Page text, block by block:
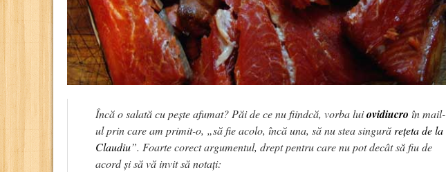
Încă o salată cu pește afumat? Păi de ce nu fiindcă, vorba luiovidiucro în mail-
ul prin care am primit-o, „să fie acolo, încă una, să nu stea singurărețeta de la
Claudiu”. Foarte corect argumentul, drept pentru care nu pot decât să fiu de
acord și să vă invit să notați: